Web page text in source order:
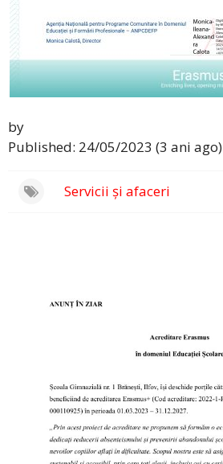
by
Published: 24/05/2023 (3 ani ago)
Servicii și afaceri